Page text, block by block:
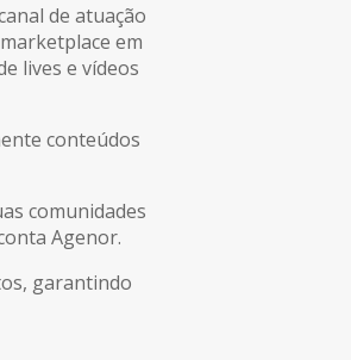
de atuação
em
lives e vídeos
conteúdos
comunidades
Agenor.
garantindo